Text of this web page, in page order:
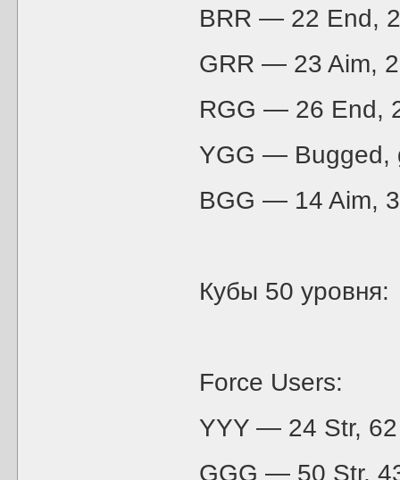
BRR — 22 End,
GRR — 23 Aim,
RGG — 26 End,
YGG — Bugged,
BGG — 14 Aim,
Кубы 50 уровня:
Force Users:
YYY — 24 Str,
GGG — 50 Str,